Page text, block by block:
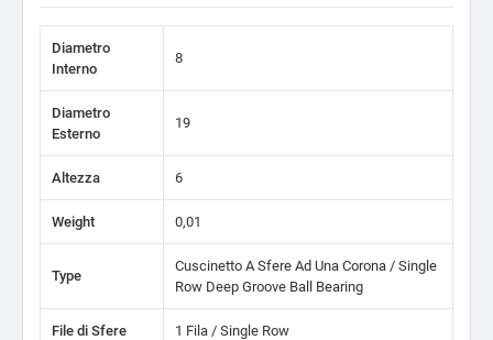
Diametro
Interno
8
Diametro
Esterno
19
Altezza 6
Weight 0,01
Type
Cuscinetto A Sfere Ad Una Corona / Single
Row Deep Groove Ball Bearing
File di Sfere 1 Fila / Single Row